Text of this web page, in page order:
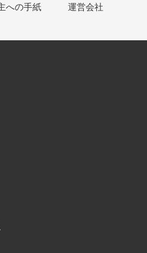
への手紙 運営会社